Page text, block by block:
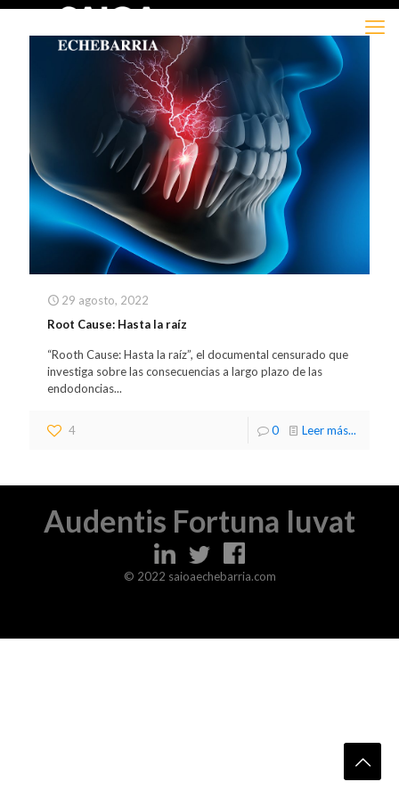
29 agosto, 2022
Root Cause: Hasta la raíz
“Rooth Cause: Hasta la raíz”, el documental censurado que
investiga sobre las consecuencias a largo plazo de las
endodoncias...
4 0 Leer más...
Audentis Fortuna Iuvat
© 2022 saioaechebarria.com